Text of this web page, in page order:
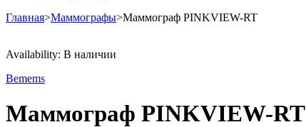
Главная>Маммографы>Маммограф PINKVIEW-RT
Availability: В наличии
Bemems
Маммограф PINKVIEW-RT